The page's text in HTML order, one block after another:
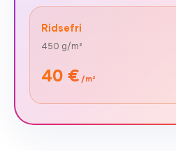
Ridsefri
450 g/m²
40 € /m²